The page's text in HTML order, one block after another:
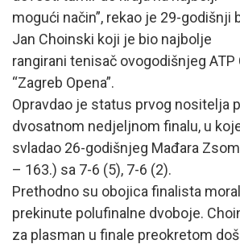
mogući način”, rekao je 29-godišnji
Jan Choinski koji je bio najbolje
rangirani tenisač ovogodišnjeg ATP
“Zagreb Opena”.
Opravdao je status prvog nositelja
dvosatnom nedjeljnom finalu, u
svladao 26-godišnjeg Mađara
– 163.) sa 7-6 (5), 7-6 (2).
Prethodno su obojica finalista
prekinute polufinalne dvoboje.
za plasman u finale preokretom